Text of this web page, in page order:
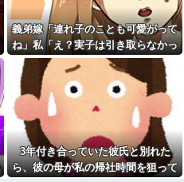
集団が騒いでいるところにお婆
さんが一言！
コトメ「あなたには無理でし
ょ？」私「できますけど？」→
何も知らない前提で話しかけて
くるコトメが止まらず…
充電ケーブルってさ他
毎日のように電車で痴漢に遭
うので、背中を押すフリをして
ある作戦をしたら...
悪口回避＆一人好きの私、同
僚から「自サバ女かと思って
た」と言われモヤモヤ…「全然
違った〜」と言われるも、気に
義弟嫁「連れ子のことも可愛がって
ね」私「え？実子は引き取らなかっ
たのに？」→話を聞いて唖然として
3年付き合っていた彼氏と別れた
ら、彼の母が私の帰社時間を狙って